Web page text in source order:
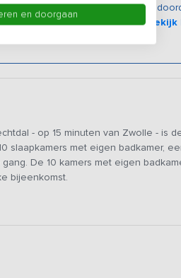
op bedrijven & vergadergroepen
in het weekend boeken?
- op 15 minuten van Zwolle - is
slaapkamers met eigen badkamer,
De 10 kamers met eigen
bijeenkomst.
Je beschikt over een goed
Uiteraard kunnen wij
en doorgaan